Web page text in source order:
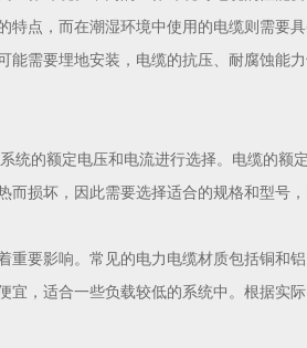
特点，而在潮湿环境中使用的电缆则需要具
能需要埋地安装，电缆的抗压、耐腐蚀能
统的额定电压和电流进行选择。电缆的额
而损坏，因此需要选择适合的规格和型号，
重要影响。常见的电力电缆材质包括铜和
宜，适合一些负载较低的系统中。根据实